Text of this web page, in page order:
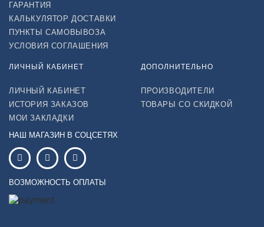
ГАРАНТИЯ
КАЛЬКУЛЯТОР ДОСТАВКИ
ПУНКТЫ САМОВЫВОЗА
УСЛОВИЯ СОГЛАШЕНИЯ
ЛИЧНЫЙ КАБИНЕТ
ЛИЧНЫЙ КАБИНЕТ
ИСТОРИЯ ЗАКАЗОВ
МОИ ЗАКЛАДКИ
ДОПОЛНИТЕЛЬНО
ПРОИЗВОДИТЕЛИ
ТОВАРЫ СО СКИДКОЙ
НАШ МАГАЗИН В СОЦСЕТЯХ
ВОЗМОЖНОСТЬ ОПЛАТЫ